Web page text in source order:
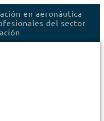
en aeronáutica
del sector